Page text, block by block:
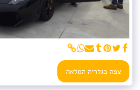
צפה בגלריה המלאה